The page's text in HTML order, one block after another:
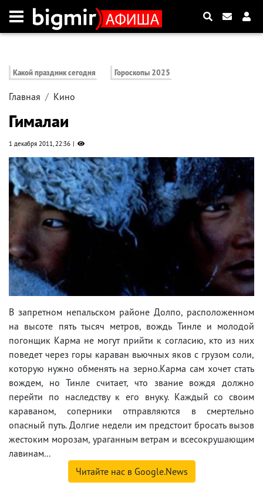
Какой праздник сегодня Гороскопы 2025
Главная Кино
Гималаи
1 декабря 2011, 22:36
В запретном непальском районе Долпо, расположенном
на высоте пять тысяч метров, вождь Тинле и молодой
погонщик Карма не могут прийти к согласию, кто из них
поведет через горы караван вьючных яков с грузом соли,
которую нужно обменять на зерно.Карма сам хочет стать
вождем, но Тинле считает, что звание вождя должно
перейти по наследству к его внуку. Каждый со своим
караваном, соперники отправляются в смертельно
опасный путь. Долгие недели им предстоит бросать вызов
жестоким морозам, ураганным ветрам и всесокрушающим
лавинам...
Читайте нас в Google.News